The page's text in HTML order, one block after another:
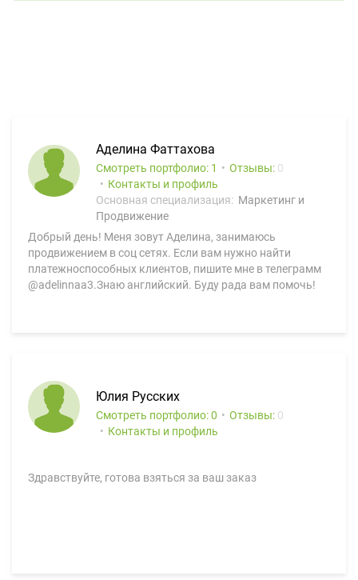
Аделина Фаттахова
Смотреть портфолио: 1 Отзывы: 0
Контакты и профиль
Основная специализация: Маркетинг и
Продвижение
Добрый день! Меня зовут Аделина, занимаюсь
продвижением в соц сетях. Если вам нужно найти
платежноспособных клиентов, пишите мне в телеграмм
@adelinnaa3.Знаю английский. Буду рада вам помочь!
Юлия Русских
Смотреть портфолио: 0 Отзывы: 0
Контакты и профиль
Здравствуйте, готова взяться за ваш заказ